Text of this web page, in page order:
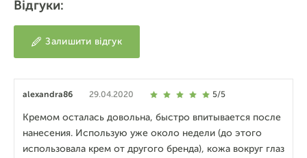
Відгуки:
Залишити відгук
alexandra86 29.04.2020 5/5
Кремом осталась довольна, быстро впитывается после
нанесения. Использую уже около недели (до этого
использовала крем от другого бренда), кожа вокруг глаз